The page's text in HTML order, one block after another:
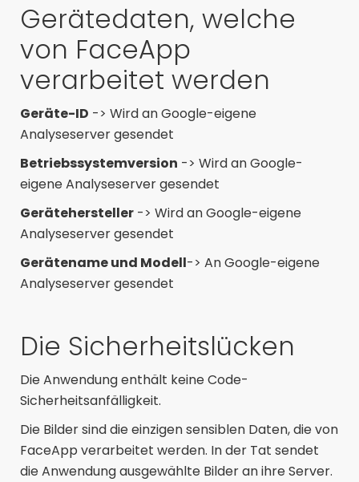
Gerätedaten, welche
von FaceApp
verarbeitet werden
Geräte-ID -> Wird an Google-eigene
Analyseserver gesendet
Betriebssystemversion -> Wird an Google-
eigene Analyseserver gesendet
Gerätehersteller -> Wird an Google-eigene
Analyseserver gesendet
Gerätename und Modell-> An Google-eigene
Analyseserver gesendet
Die Sicherheitslücken
Die Anwendung enthält keine Code-
Sicherheitsanfälligkeit.
Die Bilder sind die einzigen sensiblen Daten, die von
FaceApp verarbeitet werden. In der Tat sendet
die Anwendung ausgewählte Bilder an ihre Server.